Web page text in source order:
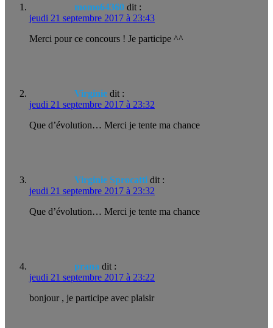
momo64360 dit :
jeudi 21 septembre 2017 à 23:43
Merci pour ce concours ! Je participe ^^
Virginie dit :
jeudi 21 septembre 2017 à 23:32
Que d’évolution… Merci je tente ma chance
Virginie Sprocatti dit :
jeudi 21 septembre 2017 à 23:32
Que d’évolution… Merci je tente ma chance
prana dit :
jeudi 21 septembre 2017 à 23:22
bonjour , je participe avec plaisir